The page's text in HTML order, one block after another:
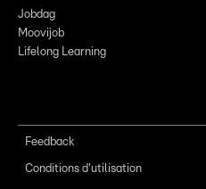
Jobdag
Moovijob
Lifelong Learning
Feedback
Conditions d'utilisation